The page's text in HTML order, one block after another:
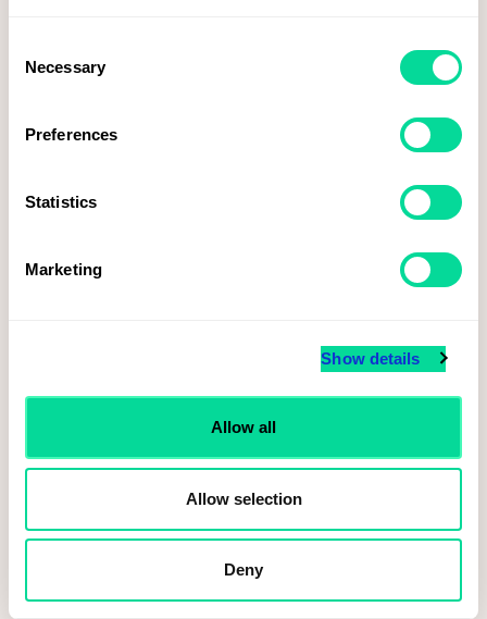
Selection
Necessary
Preferences
Statistics
Marketing
Show details
Allow all
Allow selection
Deny